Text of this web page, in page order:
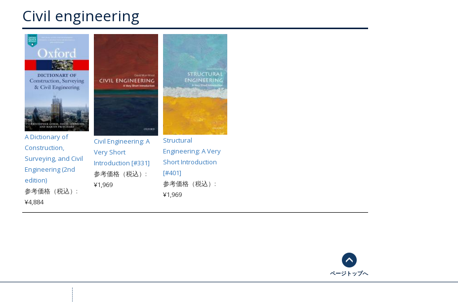
Civil engineering
A Dictionary of
Construction,
Surveying, and Civil
Engineering (2nd
edition)
参考価格（税込）:
¥4,884
Civil Engineering: A
Very Short
Introduction [#331]
参考価格（税込）:
¥1,969
Structural
Engineering: A Very
Short Introduction
[#401]
参考価格（税込）:
¥1,969
ページトップへ